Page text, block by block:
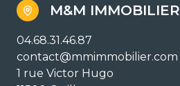
M&M IMMOBILIER
04.68.31.46.87
contact@mmimmobilier.com
1 rue Victor Hugo